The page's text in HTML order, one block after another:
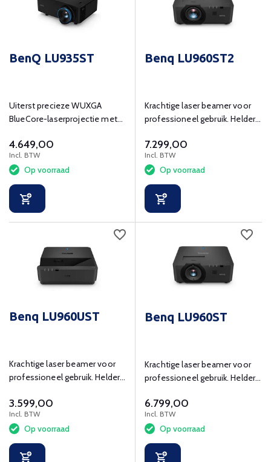
BenQ LU935ST
Uiterst precieze WUXGA
BlueCore-laserprojectie met
4.649,00
Incl. BTW
Op voorraad
Benq LU960ST2
Krachtige laser beamer voor
professioneel gebruik. Helder,
7.299,00
Incl. BTW
Op voorraad
Benq LU960UST
Krachtige laser beamer voor
professioneel gebruik. Helder,
3.599,00
Incl. BTW
Op voorraad
Benq LU960ST
Krachtige laser beamer voor
professioneel gebruik. Helder,
6.799,00
Incl. BTW
Op voorraad